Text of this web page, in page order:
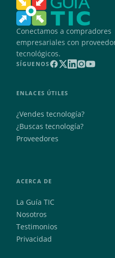
Conectamos a compradores
empresariales con
tecnológicos.
SÍGUENOS
ENLACES ÚTILES
¿Vendes tecnología?
¿Buscas tecnología?
Proveedores
ACERCA DE
La Guía TIC
Nosotros
Testimonios
Privacidad